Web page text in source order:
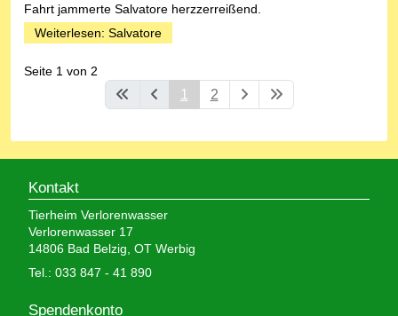
Fahrt jammerte Salvatore herzzerreißend.
Weiterlesen: Salvatore
Seite 1 von 2
1 2
Kontakt
Tierheim Verlorenwasser
Verlorenwasser 17
14806 Bad Belzig, OT Werbig
Tel.: 033 847 - 41 890
Spendenkonto